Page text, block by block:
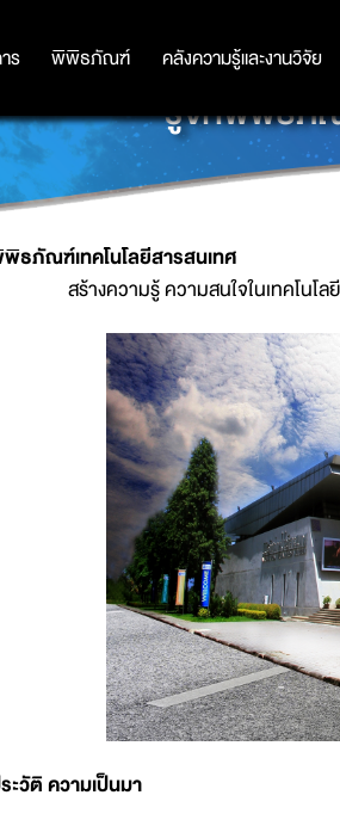
ร พิพิธภัณฑ์ คลังความรู้และงานวิจัย
ร พิพิธภัณฑ์ คลังความรู้และงานวิจัย
รู้จักพิพิธภั
พิธภัณฑ์เท
สร้างความรู้ ความสนใจในเทคโนโล
ะวัติ ความเป็นมา